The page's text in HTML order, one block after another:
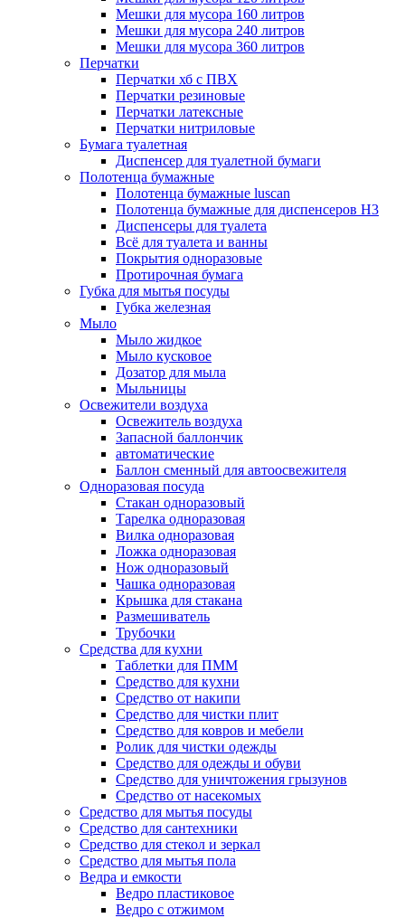
Мешки для мусора 160 литров
Мешки для мусора 240 литров
Мешки для мусора 360 литров
Перчатки
Перчатки хб с ПВХ
Перчатки резиновые
Перчатки латексные
Перчатки нитриловые
Бумага туалетная
Диспенсер для туалетной бумаги
Полотенца бумажные
Полотенца бумажные luscan
Полотенца бумажные для диспенсеров H3
Диспенсеры для туалета
Всё для туалета и ванны
Покрытия одноразовые
Протирочная бумага
Губка для мытья посуды
Губка железная
Мыло
Мыло жидкое
Мыло кусковое
Дозатор для мыла
Мыльницы
Освежители воздуха
Освежитель воздуха
Запасной баллончик
автоматические
Баллон сменный для автоосвежителя
Одноразовая посуда
Стакан одноразовый
Тарелка одноразовая
Вилка одноразовая
Ложка одноразовая
Нож одноразовый
Чашка одноразовая
Крышка для стакана
Размешиватель
Трубочки
Средства для кухни
Таблетки для ПММ
Средство для кухни
Средство от накипи
Средство для чистки плит
Средство для ковров и мебели
Ролик для чистки одежды
Средство для одежды и обуви
Средство для уничтожения грызунов
Средство от насекомых
Средство для мытья посуды
Средство для сантехники
Средство для стекол и зеркал
Средство для мытья пола
Ведра и емкости
Ведро пластиковое
Ведро с отжимом